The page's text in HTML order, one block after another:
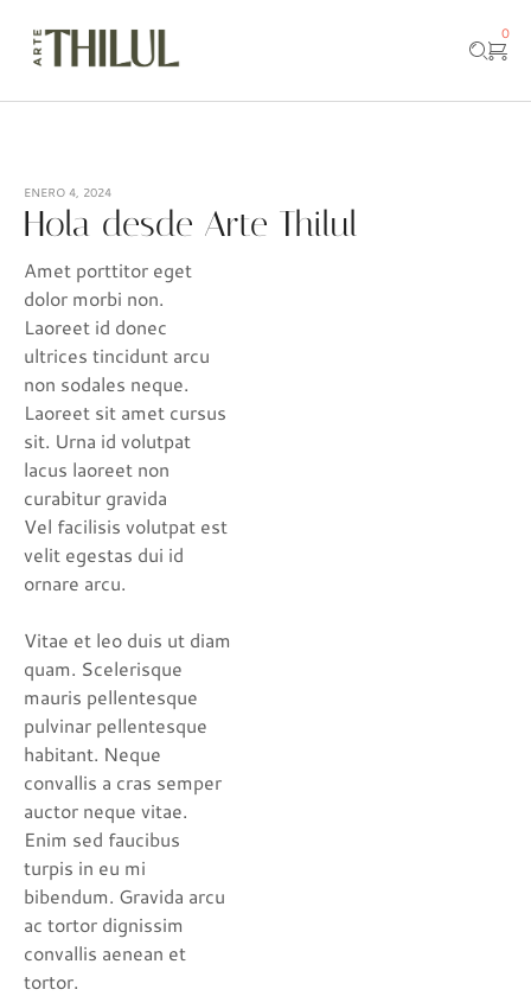
0
ENERO 4, 2024
Hola desde Arte Thilul
Amet porttitor eget
dolor morbi non.
Laoreet id donec
ultrices tincidunt arcu
non sodales neque.
Laoreet sit amet cursus
sit. Urna id volutpat
lacus laoreet non
curabitur gravida
Vel facilisis volutpat est
velit egestas dui id
ornare arcu.
Vitae et leo duis ut diam
quam. Scelerisque
mauris pellentesque
pulvinar pellentesque
habitant. Neque
convallis a cras semper
auctor neque vitae.
Enim sed faucibus
turpis in eu mi
bibendum. Gravida arcu
ac tortor dignissim
convallis aenean et
tortor.